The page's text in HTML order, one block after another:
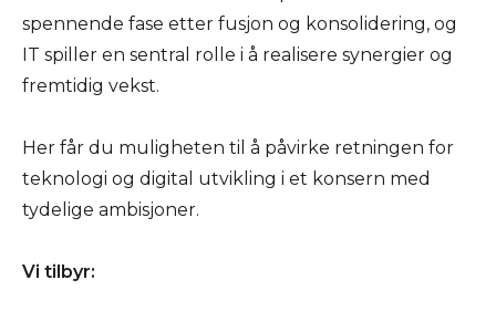
spennende fase etter fusjon og konsolidering, og
IT spiller en sentral rolle i å realisere synergier og
fremtidig vekst.
Her får du muligheten til å påvirke retningen for
teknologi og digital utvikling i et konsern med
tydelige ambisjoner.
Vi tilbyr: